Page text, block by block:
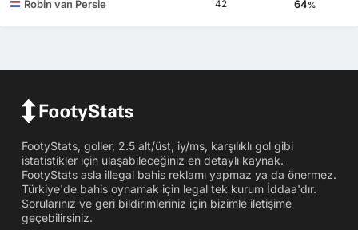
Robin van Persie 42 64%
FootyStats, goller, 2.5 alt/üst, iy/ms, karşılıklı gol gibi
istatistikler için ulaşabileceğiniz en detaylı kaynak.
FootyStats asla illegal bahis reklamı yapmaz ya da önermez.
Türkiye'de bahis oynamak için legal tek kurum İddaa'dır.
Sorularınız ve geri bildirimleriniz için bizimle iletişime
geçebilirsiniz.